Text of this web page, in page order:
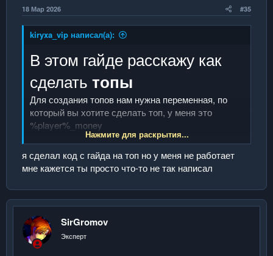
18 Мар 2026 #35
kiryxa_vip написал(а):
В этом гайде расскажу как
сделать топы
Для создания топов нам нужна переменная, по
который вы хотите сделать топ, у меня это
%player%_money
Минимальный ранг, чтобы сделать топы
В коде топы сделаны на 10 мест, можно сделать
меньше по желанию
Проверить работоспособность кода можно на /ad
топы
Топы без красивого дизайна (пример ниже), и не
имеют команды на бан и разбан в топе
СПОЙЛЕР:ТОП ПО МОНЕТАМ
Нажмите для раскрытия...
я сделал код с гайда на топ но у меня не работает
мне кажется ты просто что-то не так написал
SirGromov
Эксперт